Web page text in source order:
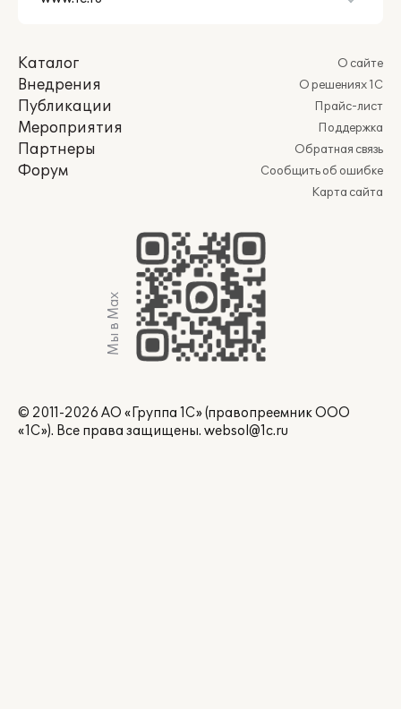
Каталог
Внедрения
Публикации
Мероприятия
Партнеры
Форум
О сайте
О решениях 1С
Прайс-лист
Поддержка
Обратная связь
Сообщить об ошибке
Карта сайта
Мы в Max
© 2011-2026 АО «Группа 1С» (правопреемник ООО
«1С»). Все права защищены. websol@1c.ru